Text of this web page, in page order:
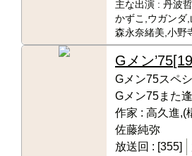
主な出演 : 丹波
かずこ,ウガンダ
森永奈緒美,小野
Gメン’75
Gメン75スペ
Gメン75また
作家 : 高久進,(
佐藤純弥
放送回 : [355]